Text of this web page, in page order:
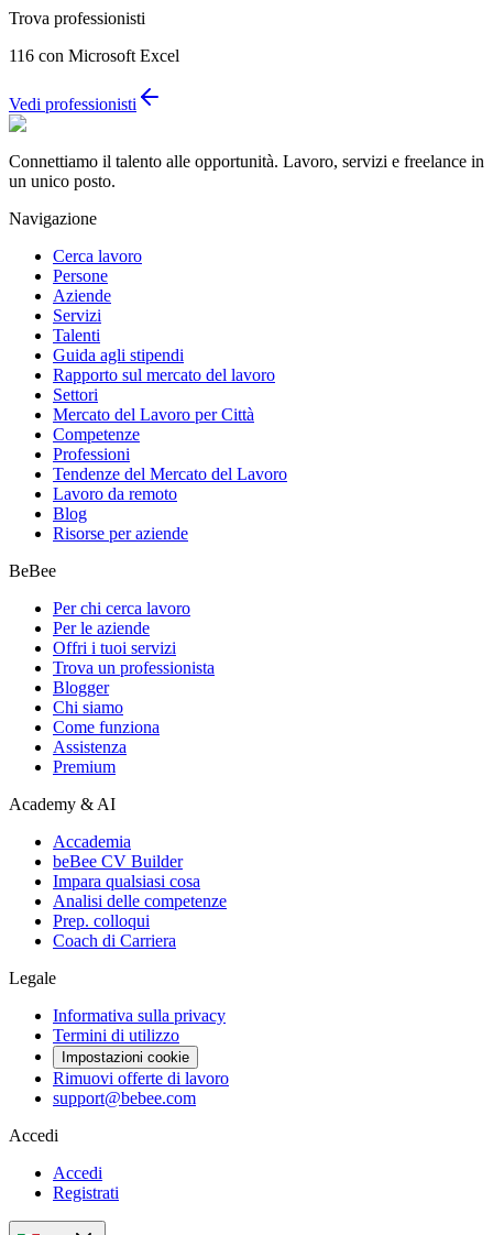
Trova professionisti
116 con Microsoft Excel
Vedi professionisti
Connettiamo il talento alle opportunità. Lavoro, servizi e freelance in
un unico posto.
Navigazione
Cerca lavoro
Persone
Aziende
Servizi
Talenti
Guida agli stipendi
Rapporto sul mercato del lavoro
Settori
Mercato del Lavoro per Città
Competenze
Professioni
Tendenze del Mercato del Lavoro
Lavoro da remoto
Blog
Risorse per aziende
BeBee
Per chi cerca lavoro
Per le aziende
Offri i tuoi servizi
Trova un professionista
Blogger
Chi siamo
Come funziona
Assistenza
Premium
Academy & AI
Accademia
beBee CV Builder
Impara qualsiasi cosa
Analisi delle competenze
Prep. colloqui
Coach di Carriera
Legale
Informativa sulla privacy
Termini di utilizzo
Impostazioni cookie
Rimuovi offerte di lavoro
support@bebee.com
Accedi
Accedi
Registrati